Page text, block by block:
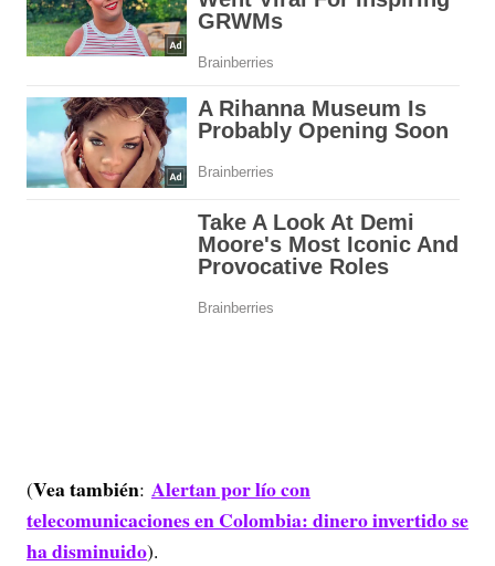
(Vea también: Alertan por lío con
telecomunicaciones en Colombia: dinero invertido se
ha disminuido).